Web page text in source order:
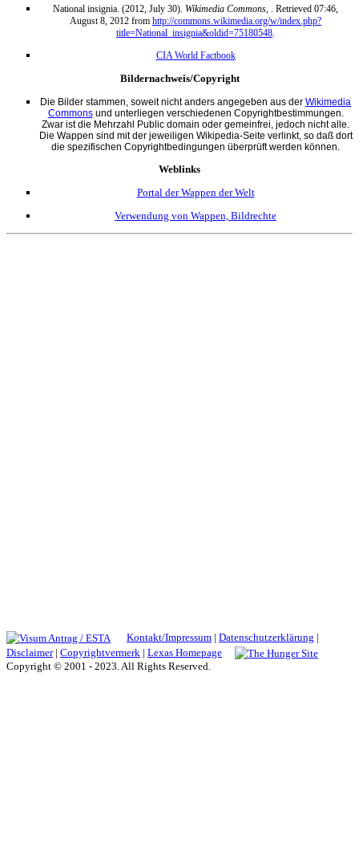
National insignia. (2012, July 30). Wikimedia Commons,
. Retrieved 07:46,
August 8, 2012 from http://commons.wikimedia.org/w/index.php?
title=National_insignia&oldid=75180548
CIA World Factbook
Bildernachweis/Copyright
Die Bilder stammen, soweit nicht anders angegeben aus der Wikimedia
Commons und unterliegen verschiedenen Copyrightbestimmungen.
Zwar ist die Mehrzahl Public domain oder gemeinfrei, jedoch nicht alle.
Die Wappen sind mit der jeweiligen Wikipedia-Seite verlinkt, so daß dort
die spezifischen Copyrightbedingungen überprüft werden können.
Weblinks
Portal der Wappen der Welt
Verwendung von Wappen, Bildrechte
Kontakt/Impressum | Datenschutzerklärung |
Disclaimer| Copyrightvermerk | Lexas Homepage
Copyright © 2001 - 2023. All Rights Reserved.